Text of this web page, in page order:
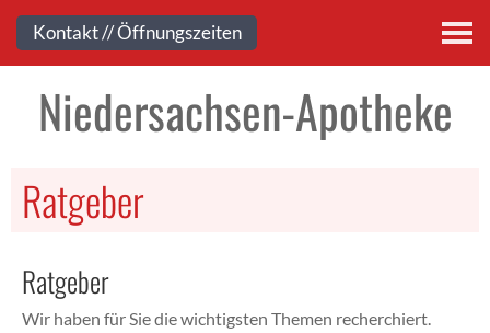
Kontakt
Niedersachsen-Apotheke
Ratgeber
Ratgeber
Wir haben für Sie die wichtigsten Themen recherchiert.
Kontakt // Öffnungszeiten